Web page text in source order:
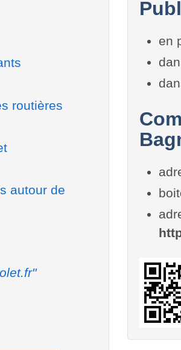
routières
autour de
en